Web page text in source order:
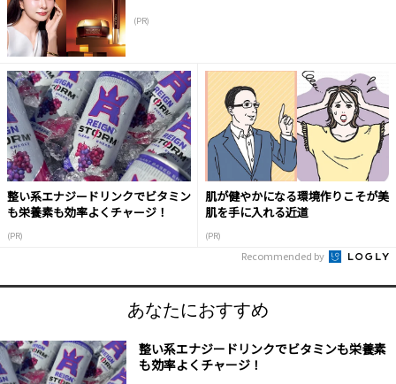
(PR)
整い系エナジードリンクでビタミン
も栄養素も効率よくチャージ！
(PR)
肌が健やかになる環境作りこそが美
肌を手に入れる近道
(PR)
Recommended by
あなたにおすすめ
整い系エナジードリンクでビタミンも栄養素
も効率よくチャージ！